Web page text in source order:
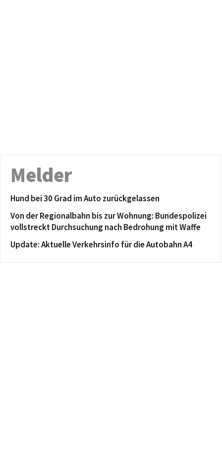
Melder
Hund bei 30 Grad im Auto zurückgelassen
Von der Regionalbahn bis zur Wohnung: Bundespolizei
vollstreckt Durchsuchung nach Bedrohung mit Waffe
Update: Aktuelle Verkehrsinfo für die Autobahn A4